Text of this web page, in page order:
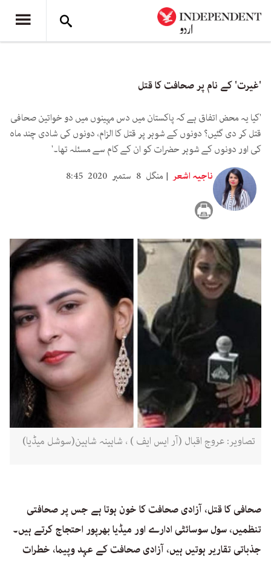
'غیرت' کے نام پر صحافت کا قتل
'کیا یہ محض اتفاق ہے کہ پاکستان میں دس مہینوں میں دو خواتین صحافی
قتل کر دی گئیں؟ دونوں کے شوہر پر قتل کا الزام، دونوں کی شادی چند ماہ
کی اور دونوں کے شوہر حضرات کو ان کے کام سے مسئلہ تھا۔'
ناجیہ اشعر
منگل 8 ستمبر 2020 8:45
تصاویر: عروج اقبال (آر ایس ایف ) ، شاہینہ شاہین(سوشل میڈیا)
صحافی کا قتل، آزادی صحافت کا خون ہوتا ہے جس پر صحافتی
تنظمیں، سول سوسائٹی ادارے اور میڈیا بھرپور احتجاج کرتے ہیں۔
جذباتی تقاریر ہوتیں ہیں، آزادی صحافت کے عہد وپیما، خطرات